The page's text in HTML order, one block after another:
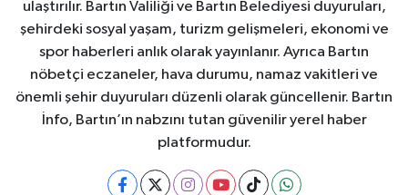
ulaştırılır. Bartın Valiliği ve Bartın Belediyesi duyuruları,
şehirdeki sosyal yaşam, turizm gelişmeleri, ekonomi ve
spor haberleri anlık olarak yayınlanır. Ayrıca Bartın
nöbetçi eczaneler, hava durumu, namaz vakitleri ve
önemli şehir duyuruları düzenli olarak güncellenir. Bartın
İnfo, Bartın’ın nabzını tutan güvenilir yerel haber
platformudur.